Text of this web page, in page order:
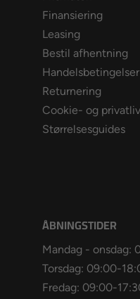
Finansiering
Leasing
Bestil afhentning
Handelsbetingelser
Returnering
Cookie- og
Størrelsesguides
ÅBNINGSTIDER
Mandag - onsdag:
Torsdag: 09:00-
Fredag: 09:00-